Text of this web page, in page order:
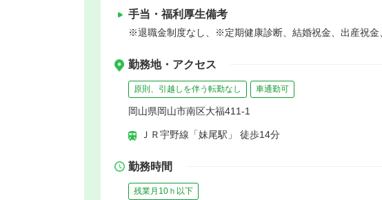
手当・福利厚生備考
※退職金制度なし、※定期健康診断、結婚祝金、出産祝金
勤務地・アクセス
原則、引越しを伴う転勤なし 車通勤可
岡山県岡山市南区大福411-1
ＪＲ宇野線「妹尾駅」 徒歩14分
勤務時間
残業月10ｈ以下